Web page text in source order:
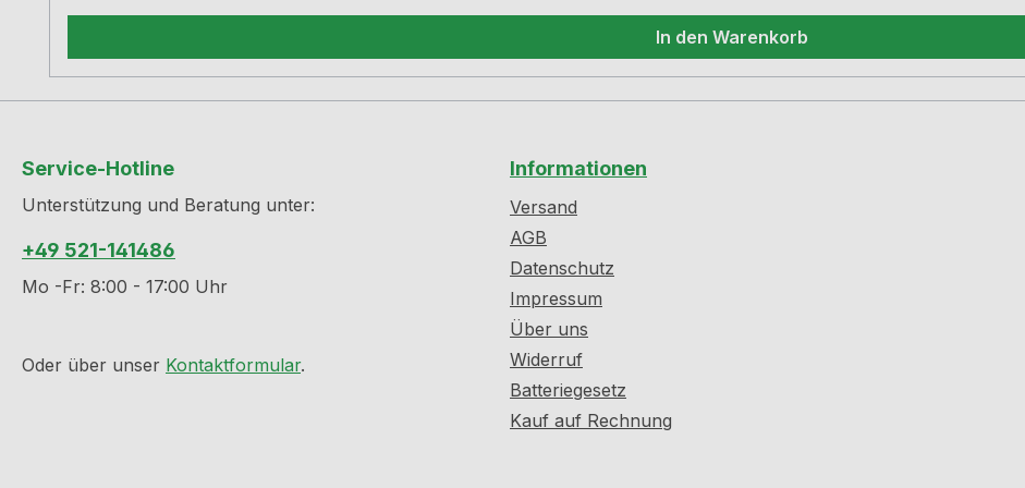
In den Warenkorb
Service-Hotline
Unterstützung und Beratung unter:
+49 521-141486
Mo -Fr: 8:00 - 17:00 Uhr
Oder über unser Kontaktformular.
Informationen
Versand
AGB
Datenschutz
Impressum
Über uns
Widerruf
Batteriegesetz
Kauf auf Rechnung